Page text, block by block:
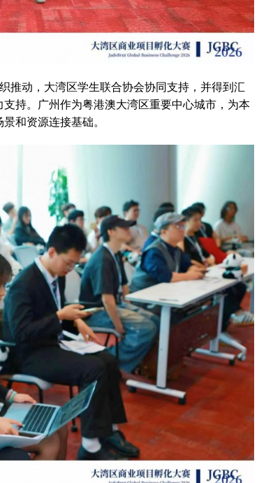
推动，大湾区学生联合协会协同支持，并得到汇
持。广州作为粤港澳大湾区重要中心城市，为本
和资源连接基础。